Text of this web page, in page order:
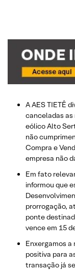
A AES TIETÊ
canceladas as
eólico Alto
não
Compra e
empresa não
Em fato
informou que
prorrogação,
ponte
vence em 15
Enxergamos
positiva para
transação já